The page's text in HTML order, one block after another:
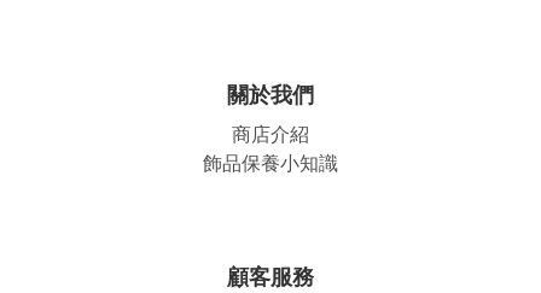
關於我們
商店介紹
飾品保養小知識
顧客服務